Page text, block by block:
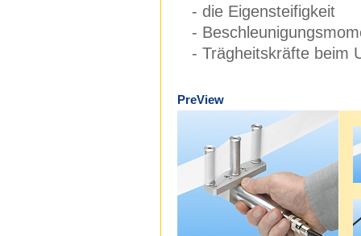
- die Eigensteifigkeit
-
- Trägheitskräfte beim
PreView